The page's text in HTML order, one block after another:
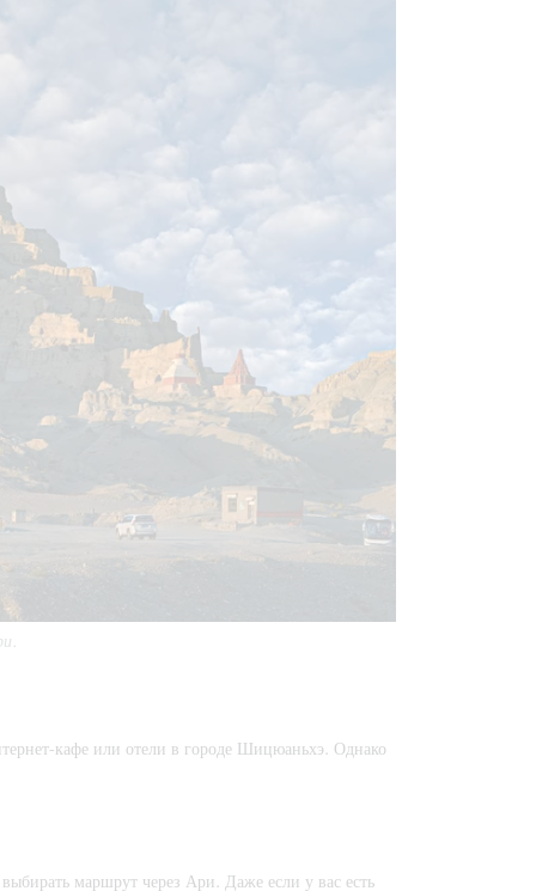
кафе или отели в городе Шицюаньхэ. Однако
маршрут через Ари. Даже если у вас есть